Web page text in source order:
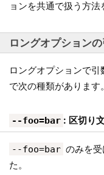
ョンを共通で扱う方法
ロングオプション
ロングオプションで
で次の種類があります。
--foo=bar : 区切り
--foo=bar のみを
た。